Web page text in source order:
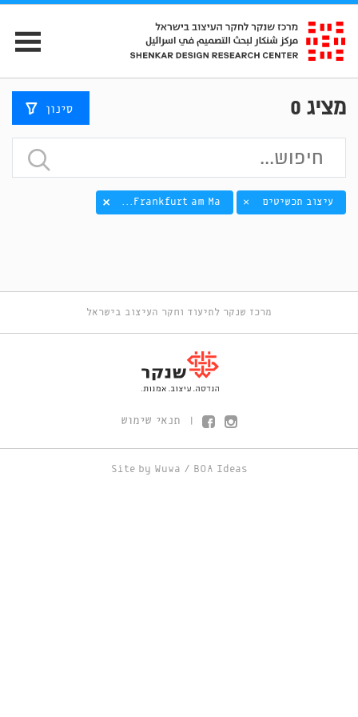
מציג 0 סינון
עיצוב תכשיטים ×
Frankfurt am Ma...
מרכז שנקר לתיעוד וחקר העיצוב בישראל
תנאי שימוש
Site by Wuwa / BOA Ideas